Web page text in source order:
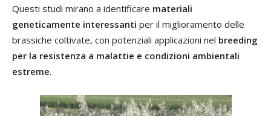
Questi studi mirano a identificare materiali
geneticamente interessanti per il miglioramento delle
brassiche coltivate, con potenziali applicazioni nel breeding
per la resistenza a malattie e condizioni ambientali
estreme.